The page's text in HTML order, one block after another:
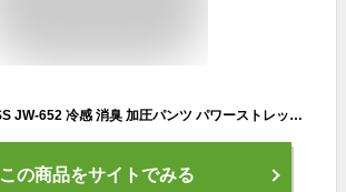
BODY-TOUGHNESS JW-652 冷感 消臭 加圧パンツ パワーストレッチ パンツ ボディタフネス おたふく手袋 ストレッチ 吸汗 速乾 紫外線軽減 接触冷感 スポーツインナー トレーニング ランニング ロードバイク クロスバイク 女性 レディース 自転車 ゴルフ 母の日 シューズクラブC
この商品をサイトでみる